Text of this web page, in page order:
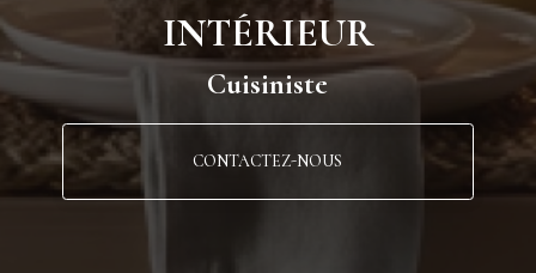
INTÉRIEUR
Cuisiniste
CONTACTEZ-NOUS